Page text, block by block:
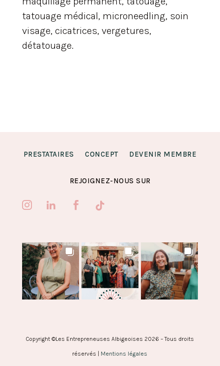
tatouage médical, microneedling, soin
visage, cicatrices, vergetures,
détatouage.
PRESTATAIRES CONCEPT DEVENIR MEMBRE
REJOIGNEZ-NOUS SUR
   
Copyright ©Les Entrepreneuses Albigeoises 2026 – Tous droits
réservés | Mentions légales